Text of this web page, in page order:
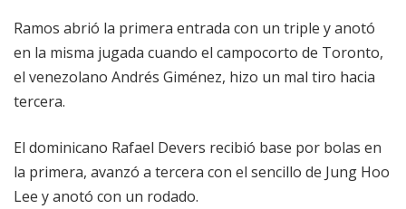
Ramos abrió la primera entrada con un triple y anotó
en la misma jugada cuando el campocorto de Toronto,
el venezolano Andrés Giménez, hizo un mal tiro hacia
tercera.
El dominicano Rafael Devers recibió base por bolas en
la primera, avanzó a tercera con el sencillo de Jung Hoo
Lee y anotó con un rodado.